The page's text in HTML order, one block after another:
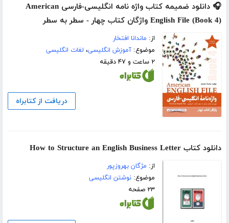
🎧 دانلود ضمیمه کتاب واژه نامه انگلیسی-فارسی American
English File (Book 4) واژگان کتاب چهار - سطر به سطر
از: ماندانا افتخار
موضوع:آموزش انگلیسی، لغات انگلیسی
۲ ساعت و ۴۷ دقیقه
دریافت از کتابراه
دانلود کتاب How to Structure an English Business Letter
از: مژگان بهروزپور
موضوع:نوشتن انگلیسی
۲۳ صفحه